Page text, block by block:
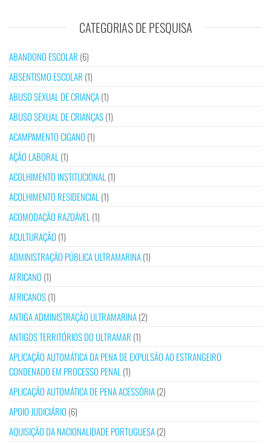
CATEGORIAS DE PESQUISA
ABANDONO ESCOLAR (6)
ABSENTISMO ESCOLAR (1)
ABUSO SEXUAL DE CRIANÇA(1)
ABUSO SEXUAL DE CRIANÇAS(1)
ACAMPAMENTO CIGANO (1)
AÇÃO LABORAL (1)
ACOLHIMENTO INSTITUCIONAL (1)
ACOLHIMENTO RESIDENCIAL (1)
ACOMODAÇÃO RAZOÁVEL (1)
ACULTURAÇÃO (1)
ADMINISTRAÇÃO PÚBLICA ULTRAMARINA(1)
AFRICANO (1)
AFRICANOS(1)
ANTIGA ADMINISTRAÇÃO ULTRAMARINA(2)
ANTIGOS TERRITÓRIOS DO ULTRAMAR (1)
APLICAÇÃO AUTOMÁTICA DA PENA DE EXPULSÃO AO ESTRANGEIRO
CONDENADO EM PROCESSO PENAL (1)
APLICAÇÃO AUTOMÁTICA DE PENA ACESSÓRIA(2)
APOIO JUDICIÁRIO (6)
AQUISIÇÃO DA NACIONALIDADE PORTUGUESA(2)